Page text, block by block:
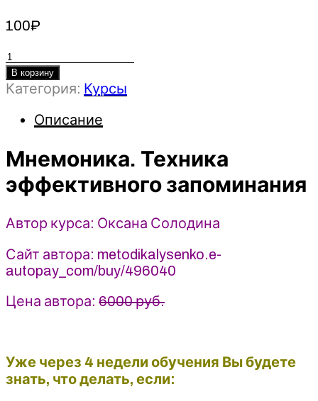
100₽
Количество
товара
Мнемоника.
эффективного
-
Оксана
Солодина
В корзину
Категория: Курсы
Описание
Мнемоника. Техника
эффективного запоминания
Автор курса: Оксана Солодина
Сайт автора: metodikalysenko.e-
autopay_com/buy/496040
Цена автора: 6000 руб.
Уже через 4 недели обучения Вы будете
знать, что делать, если: